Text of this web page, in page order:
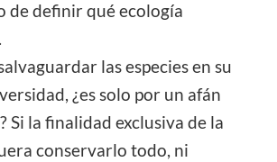
de definir qué ecología
las especies en su
¿es solo por un afán
Si la finalidad exclusiva de la
conservarlo todo, ni